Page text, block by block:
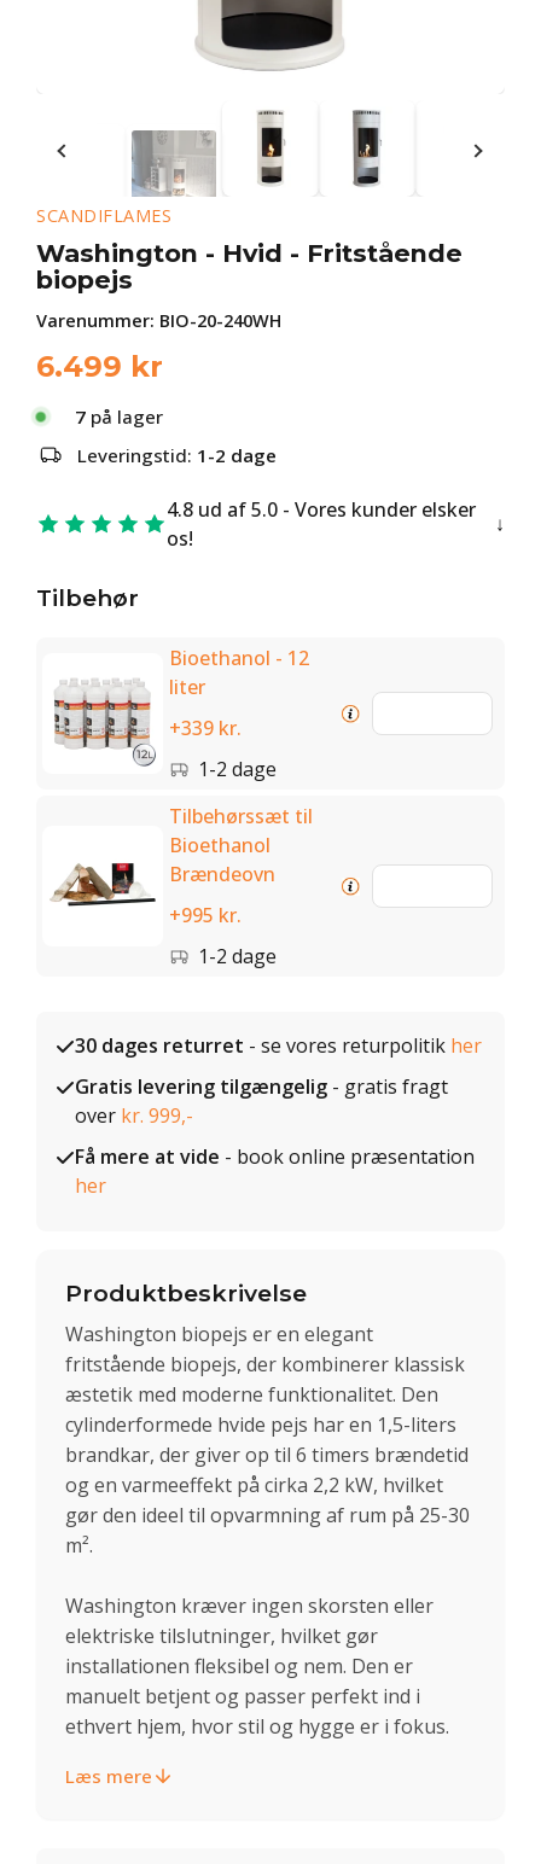
SCANDIFLAMES
Washington - Hvid - Fritstående
biopejs
Varenummer: BIO-20-240WH
6.499 kr
7 på lager
Leveringstid: 1-2 dage
4.8 ud af 5.0 - Vores kunder elsker
os!
Tilbehør
Bioethanol - 12
liter
+339 kr.
1-2 dage
Tilbehørssæt til
Bioethanol
Brændeovn
+995 kr.
1-2 dage
30 dages returret - se vores returpolitik her
Gratis levering tilgængelig - gratis fragt
over kr. 999,-
Få mere at vide - book online præsentation
her
Produktbeskrivelse
Washington biopejs er en elegant
fritstående biopejs, der kombinerer klassisk
æstetik med moderne funktionalitet. Den
cylinderformede hvide pejs har en 1,5-liters
brandkar, der giver op til 6 timers brændetid
og en varmeeffekt på cirka 2,2 kW, hvilket
gør den ideel til opvarmning af rum på 25-30
m².
Washington kræver ingen skorsten eller
elektriske tilslutninger, hvilket gør
installationen fleksibel og nem. Den er
manuelt betjent og passer perfekt ind i
ethvert hjem, hvor stil og hygge er i fokus.
Læs mere